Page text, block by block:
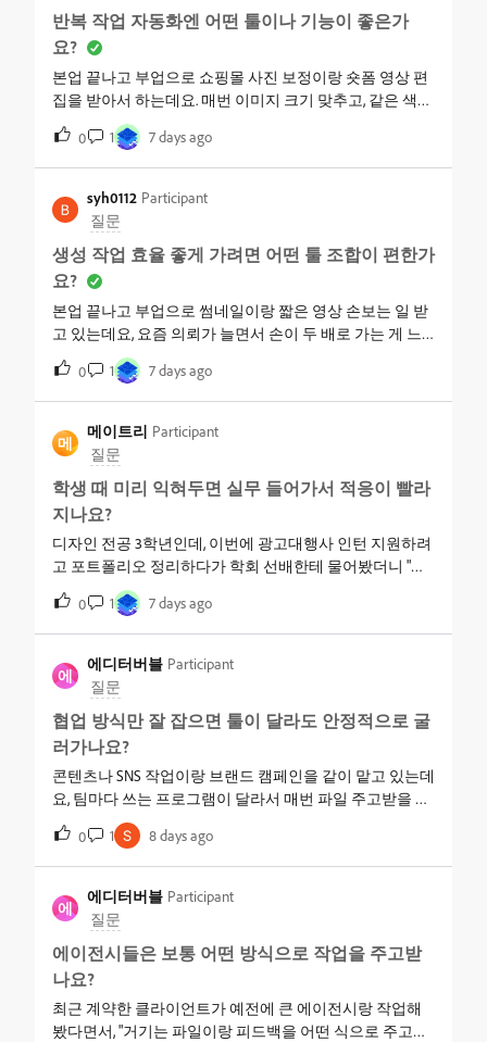
반복 작업 자동화엔 어떤 툴이나 기능이 좋은가
요?
본업 끝나고 부업으로 쇼핑몰 사진 보정이랑 숏폼 영상 편
집을 받아서 하는데요. 매번 이미지 크기 맞추고, 같은 색감
으로 보정하고, 영상마다 자막 스타일이랑 로고 넣는 작업
이 거의 똑같아서 시간을 제일 많이 잡아먹어요. 어제는 클
라이언트가 납품이 조금 늦는다고 은근히 얘기해서 이 부
분은 진짜 줄여야겠다는 생각이 들더라고요. 근데 ‘반복 작
업 자동화’를 검색하면 업무 자동화 툴만 많이 나오고, 저처
럼 사진이나 영상 편집에서 반복되는 작업을 줄이는 방법
은 잘 안 보여서요. 보통 이런 작업은 어떤 기능으로 자동화
하시나요?
0 1 7 days ago
syh0112 Participant
질문
생성 작업 효율 좋게 가려면 어떤 툴 조합이 편한가
요?
본업 끝나고 부업으로 썸네일이랑 짧은 영상 손보는 일 받
고 있는데요, 요즘 의뢰가 늘면서 손이 두 배로 가는 게 느
껴져요. 리서치용으로 챗봇 하나 켜두고, 이미지 만질 때 다
른 프로그램, 자막 넣을 때 또 다른 앱까지 왔다 갔다 하다
보면 파일 옮기는 시간이 더 걸리는 것 같더라구요. 혹시 이
런 생성 작업 전체를 하나로 묶어서 효율 좋게 쓸 수 있는
툴 조합 아시는 분 계실까요? 자동화 기능이 잘 돼 있는지
가 제일 중요한데, 다들 어떻게 정리해서 쓰시는지 궁금해
요.
0 1 7 days ago
메
메이트리 Participant
질문
학생 때 미리 익혀두면 실무 들어가서 적응이 빨라
지나요?
디자인 전공 3학년인데, 이번에 광고대행사 인턴 지원하려
고 포트폴리오 정리하다가 학회 선배한테 물어봤더니 "포
토샵 다룰 줄 아는 거랑 실무에서 협업하는 거랑은 완전 다
른 얘기"라는 말을 들었어요.과제할 땐 혼자 파일 하나 완성
해서 제출하면 끝인데, 실무는 여러 명이 같은 파일 건드리
고 피드백도 계속 오간다고 해서 좀 막막해요. 지금부터 뭘
미리 손에 익혀두면 인턴 들어가서 적응이 빨라질 거 같은
데, 구체적으로 뭘 준비하면 좋을까요?
0 1 7 days ago
에
에디터버블 Participant
질문
협업 방식만 잘 잡으면 툴이 달라도 안정적으로 굴
러가나요?
콘텐츠나 SNS 작업이랑 브랜드 캠페인을 같이 맡고 있는데
요, 팀마다 쓰는 프로그램이 달라서 매번 파일 주고받을 때
마다 애먹습니다. 에이전시 쪽은 피그마로 시안 잡고 저희
쪽은 포토샵이나 일러스트레이터로 마무리하는 구조인데,
리뷰 라운드 돌 때마다 버전이 꼬이고 색상 값이 미묘하게
달라져서 재작업이 생겨요. 지난 캠페인만 해도 같은 배너
를 세 번 다시 만들었습니다. 클라이언트가 이번엔 "협업 방
식만 확실히 잡으면 되는 거 아니냐"며 프로세스 문서 하나
로 퉁치자고 하는데, 협업 방식만 잘 잡으면 툴이 달라도 안
정적으로 굴러가나요?
0 1 8 days ago
에
에디터버블 Participant
질문
에이전시들은 보통 어떤 방식으로 작업을 주고받
나요?
최근 계약한 클라이언트가 예전에 큰 에이전시랑 작업해
봤다면서, "거기는 파일이랑 피드백을 어떤 식으로 주고받